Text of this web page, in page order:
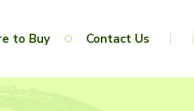
to Buy Contact Us